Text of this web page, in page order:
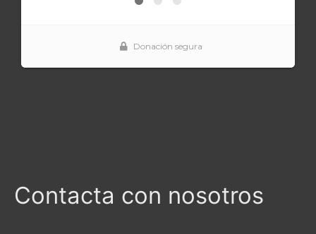
Contacta con nosotros